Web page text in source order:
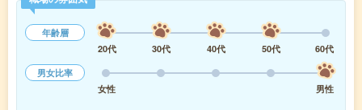
年齢層
20代
30代 40代 50代
60代
男女比率
女性
男性